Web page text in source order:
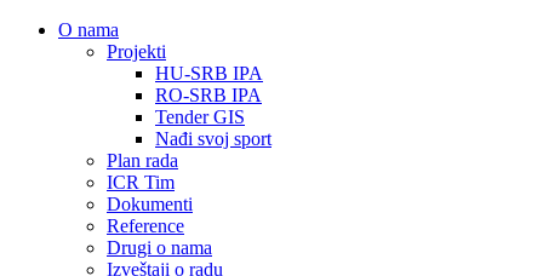
О nama
Projekti
HU-SRB IPA
RO-SRB IPA
Tender GIS
Nađi svoj sport
Plan rada
ICR Tim
Dokumenti
Reference
Drugi o nama
Izveštaji o radu